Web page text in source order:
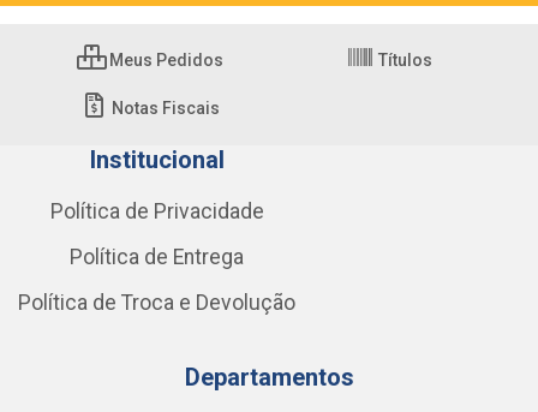
Meus Pedidos Títulos
Notas Fiscais
Institucional
Política de Privacidade
Política de Entrega
Política de Troca e Devolução
Departamentos